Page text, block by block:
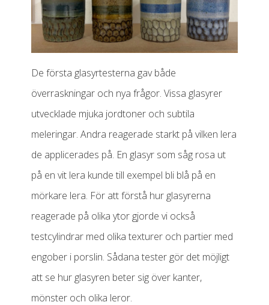
De första glasyrtesterna gav både
överraskningar och nya frågor. Vissa glasyrer
utvecklade mjuka jordtoner och subtila
meleringar. Andra reagerade starkt på vilken lera
de applicerades på. En glasyr som såg rosa ut
på en vit lera kunde till exempel bli blå på en
mörkare lera. För att förstå hur glasyrerna
reagerade på olika ytor gjorde vi också
testcylindrar med olika texturer och partier med
engober i porslin. Sådana tester gör det möjligt
att se hur glasyren beter sig över kanter,
mönster och olika leror.